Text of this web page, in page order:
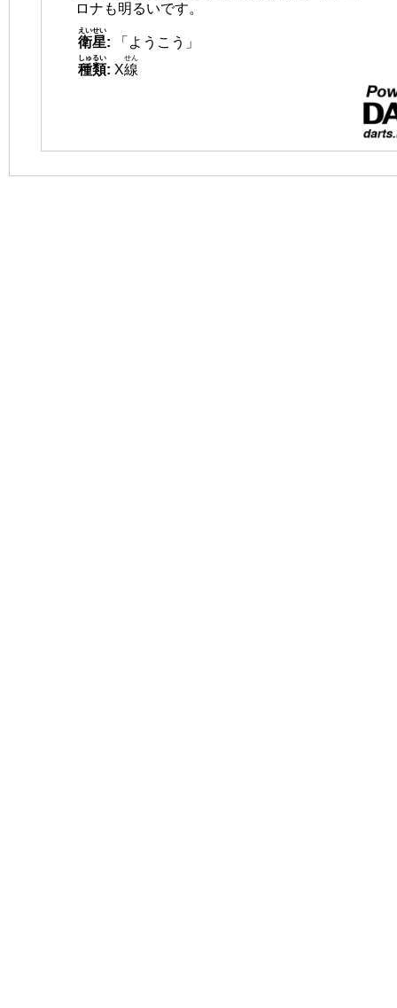
ロナも明るいです。
衛星
えいせい
:
「ようこう」
種類
しゅるい
: X線
せん